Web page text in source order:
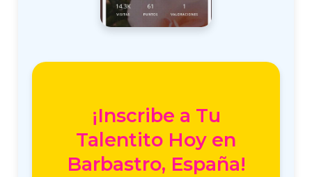
¡Inscribe a Tu
Talentito Hoy en
Barbastro, España!